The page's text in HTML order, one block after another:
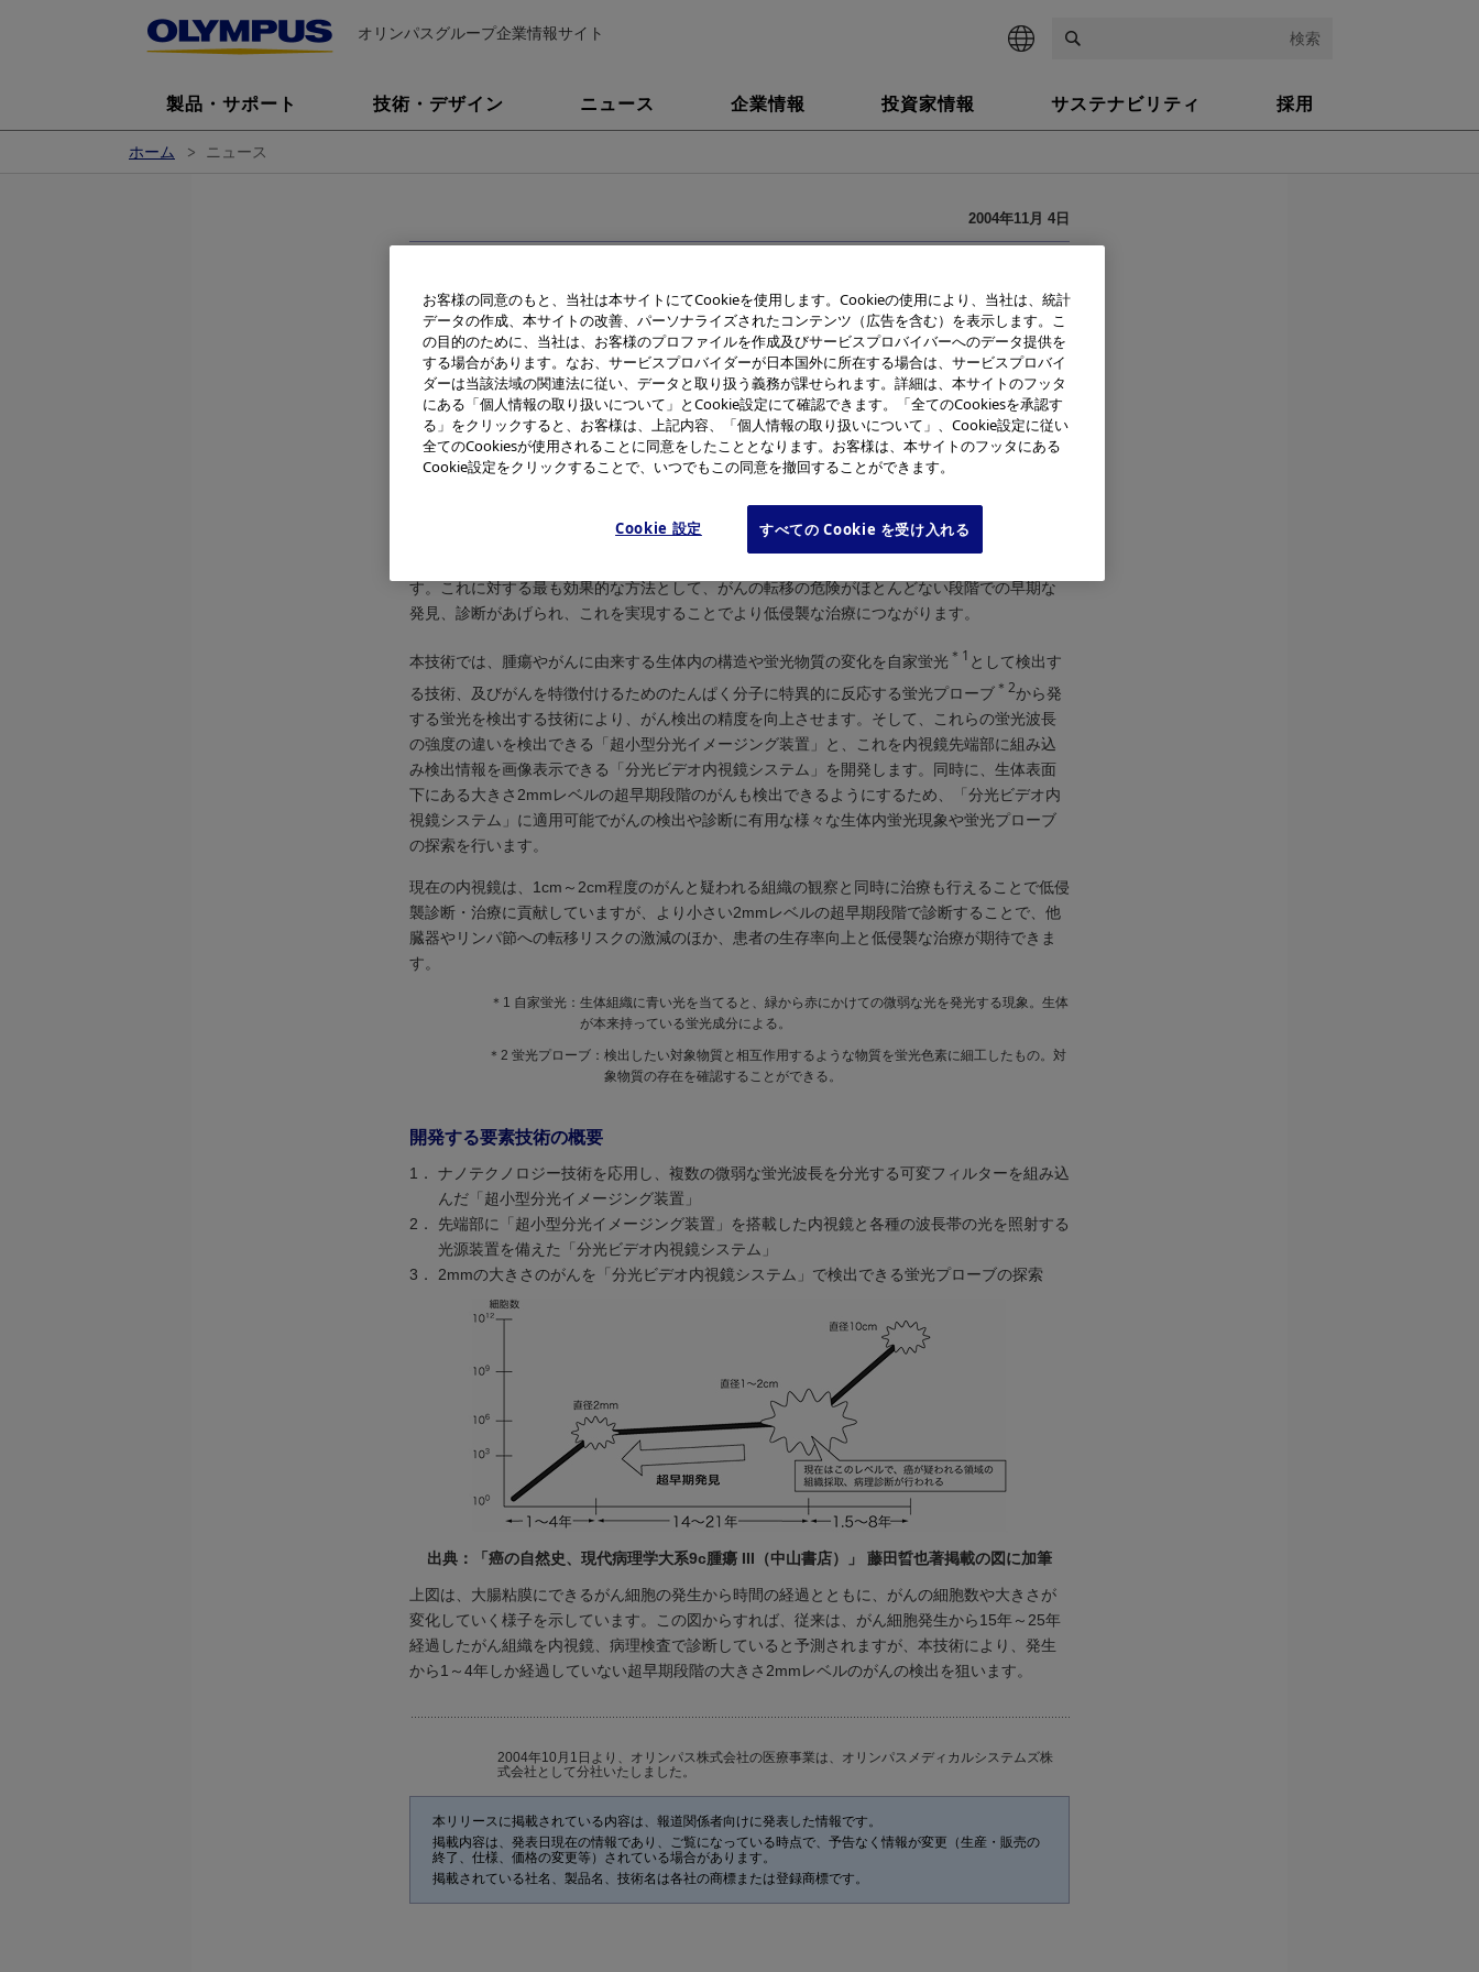
オリンパスグループ企業情報サイト 検索
製品・サポート 技術・デザイン ニュース 企業情報 投資家情報 サステナビリティ 採用
ホーム ニュース
2004年11月 4日
「内視鏡的超早期光診断技術」の開発を開始
オリンパス株式会社（社長：菊川 剛）は、ナノテクノロジーを活用してがんの超早期診断・検
出を狙う「内視鏡的超早期光診断技術」の開発を開始します。本技術は、独立行政法人新エネ
ルギー・産業技術総合開発機構「ナノ医療デバイス開発プロジェクト」の一環として2004年8月
に採択、2007年3月まで助成を受け、「分光ビデオ内視鏡システム」として実用化に必要な技術
近年、高齢化・生活習慣の変化に伴い、がんの患者数が増加傾向にあります。このため、がん
す。これに対する最も効果的な方法として、がんの転移の危険がほとんどない段階での早期な
発見、診断があげられ、これを実現することでより低侵襲な治療につながります。
本技術では、腫瘍やがんに由来する生体内の構造や蛍光物質の変化を自家蛍光 ＊1 として検出す
る技術、及びがんを特徴付けるためのたんぱく分子に特異的に反応する蛍光プローブ ＊2から発
する蛍光を検出する技術により、がん検出の精度を向上させます。そして、これらの蛍光波長
の強度の違いを検出できる「超小型分光イメージング装置」と、これを内視鏡先端部に組み込
み検出情報を画像表示できる「分光ビデオ内視鏡システム」を開発します。同時に、生体表面
下にある大きさ2mmレベルの超早期段階のがんも検出できるようにするため、「分光ビデオ内
視鏡システム」に適用可能でがんの検出や診断に有用な様々な生体内蛍光現象や蛍光プローブ
の探索を行います。
現在の内視鏡は、1cm～2cm程度のがんと疑われる組織の観察と同時に治療も行えることで低侵
襲診断・治療に貢献していますが、より小さい2mmレベルの超早期段階で診断することで、他
臓器やリンパ節への転移リスクの激減のほか、患者の生存率向上と低侵襲な治療が期待できま
す。
＊1 自家蛍光： 生体組織に青い光を当てると、緑から赤にかけての微弱な光を発光する現象。生体
が本来持っている蛍光成分による。
＊2 蛍光プローブ： 検出したい対象物質と相互作用するような物質を蛍光色素に細工したもの。対
象物質の存在を確認することができる。
開発する要素技術の概要
1． ナノテクノロジー技術を応用し、複数の微弱な蛍光波長を分光する可変フィルターを組み込
んだ「超小型分光イメージング装置」
2．
先端部に「超小型分光イメージング装置」を搭載した内視鏡と各種の波長帯の光を照射する
光源装置を備えた「分光ビデオ内視鏡システム」
3．
2mmの大きさのがんを「分光ビデオ内視鏡システム」で検出できる蛍光プローブの探索
出典：「癌の自然史、現代病理学大系9c腫瘍 III（中山書店）」 藤田晢也著掲載の図に加筆
上図は、大腸粘膜にできるがん細胞の発生から時間の経過とともに、がんの細胞数や大きさが
変化していく様子を示しています。この図からすれば、従来は、がん細胞発生から15年～25年
経過したがん組織を内視鏡、病理検査で診断していると予測されますが、本技術により、発生
から1～4年しか経過していない超早期段階の大きさ2mmレベルのがんの検出を狙います。
2004年10月1日より、オリンパス株式会社の医療事業は、オリンパスメディカルシステムズ株
式会社として分社いたしました。
本リリースに掲載されている内容は、報道関係者向けに発表した情報です。
掲載内容は、発表日現在の情報であり、ご覧になっている時点で、予告なく情報が変更（生産・販売の
終了、仕様、価格の変更等）されている場合があります。
掲載されている社名、製品名、技術名は各社の商標または登録商標です。
お客様の同意のもと、当社は本サイトにてCookieを使用します。Cookieの使用により、当社は、統計
データの作成、本サイトの改善、パーソナライズされたコンテンツ（広告を含む）を表示します。こ
の目的のために、当社は、お客様のプロファイルを作成及びサービスプロバイバーへのデータ提供を
する場合があります。なお、サービスプロバイダーが日本国外に所在する場合は、サービスプロバイ
ダーは当該法域の関連法に従い、データと取り扱う義務が課せられます。詳細は、本サイトのフッタ
にある「個人情報の取り扱いについて」とCookie設定にて確認できます。「全てのCookiesを承認す
る」をクリックすると、お客様は、上記内容、「個人情報の取り扱いについて」、Cookie設定に従い
全てのCookiesが使用されることに同意をしたこととなります。お客様は、本サイトのフッタにある
Cookie設定をクリックすることで、いつでもこの同意を撤回することができます。
Cookie 設定 すべての Cookie を受け入れる